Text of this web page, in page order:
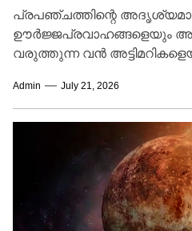
പ്രപഞ്ചത്തിന്റെ
ഊർജ്ജപ്രവാഹങ്ങളെയും
വരുത്തുന്ന വൻ
ഭൗതികമായ
ഗോചരത്തിലും
Admin July 21, 2026